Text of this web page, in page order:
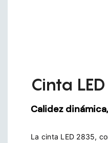
Cinta
Calidez
La cinta LED 2835,